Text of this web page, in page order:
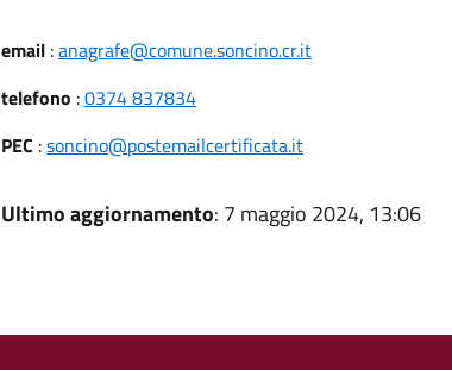
email:anagrafe@comune.soncino.cr.it
telefono :0374 837834
PEC :soncino@postemailcertificata.it
Ultimo aggiornamento: 7 maggio 2024, 13:06